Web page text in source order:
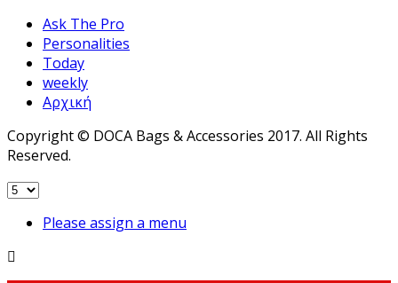
Ask The Pro
Personalities
Today
weekly
Αρχική
Copyright © DOCA Bags & Accessories 2017. All Rights
Reserved.
Please assign a menu